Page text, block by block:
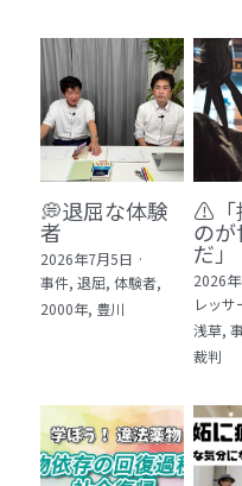
6 セールス・マ
ル 21冊
7 ライフスタイ
8 アジア・歴史
🎬Dramas(おす
💭退屈な体験
者
2026年7月5日 ·
事件, 退屈, 体験者,
2000年, 豊川
⚠️「
の
だ」​
2026
レッ
浅草,
裁判